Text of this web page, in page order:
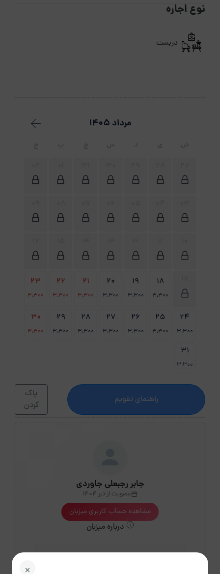
نوع اجاره
دربست
مرداد 1405
ش ی د س چ پ ج
18
3،300
19
3،300
20
3،300
21
3،300
22
3،300
23
3،300
24
3،300
25
3،300
26
3،300
27
3،300
28
3،300
29
3،300
30
3،300
31
3،300
راهنمای تقویم
پاک
کردن
جابر رجبعلی جاوردی
عضویت از تیر 1404
مشاهده حساب کاربری میزبان
درباره میزبان